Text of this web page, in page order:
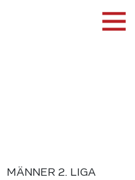
MÄNNER 2. LIGA